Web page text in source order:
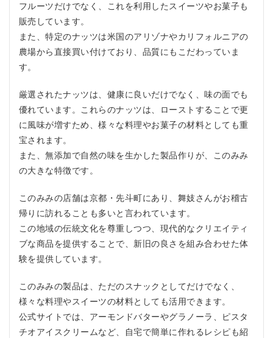
2. 健康
志向の
3.2.3
が趣味
の人
3.2.4
4. 伝統
と現代
文化を
楽しみ
4
こ
み
み
を
お
す
め
し
な
い
フルーツだけでなく、これを利用したスイーツやお菓子も
販売しています。
また、特定のナッツは米国のアリゾナやカリフォルニアの
農場から直接買い付けており、品質にもこだわっていま
す。
厳選されたナッツは、健康に良いだけでなく、味の面でも
優れています。これらのナッツは、ローストすることで更
に風味が増すため、様々な料理やお菓子の材料としても重
宝されます。
また、無添加で自然の味を生かした製品作りが、このみみ
の大きな特徴です。
このみみの店舗は京都・先斗町にあり、舞妓さんがお稽古
帰りに訪れることも多いと言われています。
この地域の伝統文化を尊重しつつ、現代的なクリエイティ
ブな商品を提供することで、新旧の良さを組み合わせた体
験を提供しています。
このみみの製品は、ただのスナックとしてだけでなく、
様々な料理やスイーツの材料としても活用できます。
公式サイトでは、アーモンドバターやグラノーラ、ピスタ
チオアイスクリームなど、自宅で簡単に作れるレシピも紹